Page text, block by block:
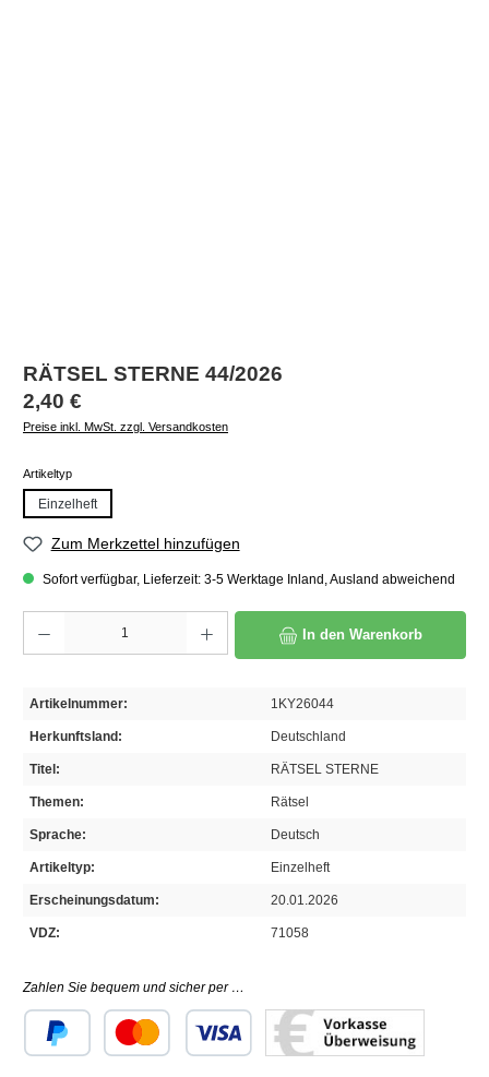
RÄTSEL STERNE 44/2026
Regulärer Preis:
2,40 €
Preise inkl. MwSt. zzgl. Versandkosten
Artikeltypauswählen
Einzelheft
Zum Merkzettel hinzufügen
Sofort verfügbar, Lieferzeit: 3-5 Werktage Inland, Ausland abweichend
In den Warenkorb
Artikelnummer: 1KY26044
Herkunftsland: Deutschland
Titel: RÄTSEL STERNE
Themen: Rätsel
Sprache: Deutsch
Artikeltyp: Einzelheft
Erscheinungsdatum: 20.01.2026
VDZ: 71058
Zahlen Sie bequem und sicher per …